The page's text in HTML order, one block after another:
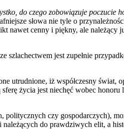
do czego zobowiązuje
słowa nie tyle o
nawet cenny i piękny, ale
jest zupełnie
utrudnione, iż współczesny
życia jest niechęć wobec
czy gospodarczych),
do prawdziwych elit, a